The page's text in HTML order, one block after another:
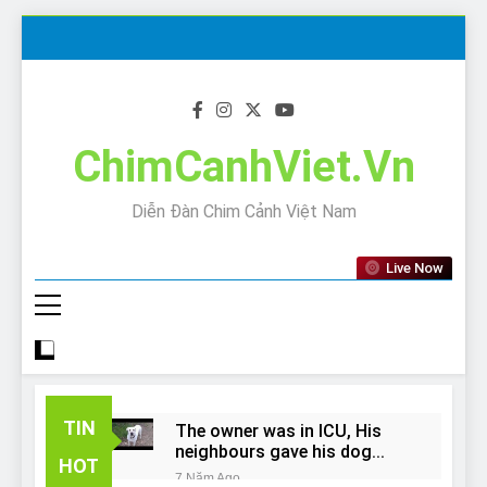
ChimCanhViet.Vn
Diễn Đàn Chim Cảnh Việt Nam
Live Now
TIN
HOT
The owner was in ICU, His
neighbours gave his dog
away!
7 Năm Ago